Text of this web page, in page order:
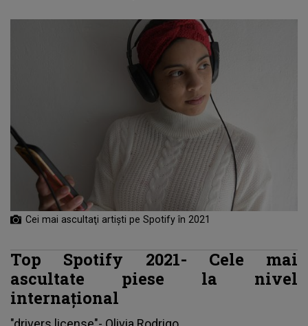
Cei mai ascultaţi artişti pe Spotify în 2021
Top Spotify 2021- Cele mai
ascultate piese la nivel
internațional